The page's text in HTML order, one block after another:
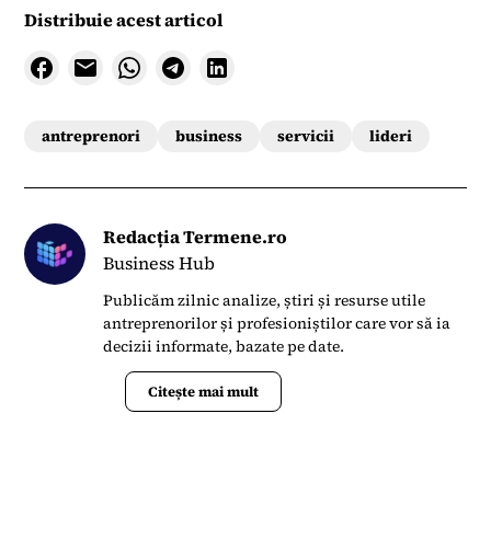
Distribuie acest articol
antreprenori business servicii lideri
Redacția Termene.ro
Business Hub
Publicăm zilnic analize, știri și resurse utile
antreprenorilor și profesioniștilor care vor să ia
decizii informate, bazate pe date.
Citește mai mult